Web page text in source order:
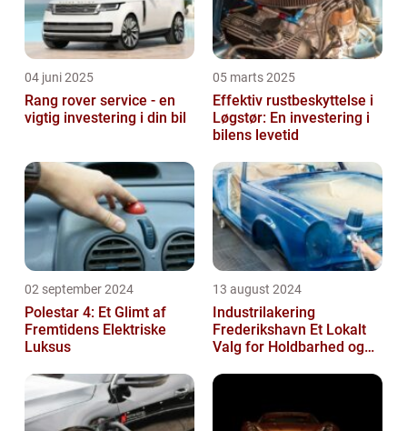
04 juni 2025
Rang rover service - en
vigtig investering i din bil
05 marts 2025
Effektiv rustbeskyttelse i
Løgstør: En investering i
bilens levetid
02 september 2024
Polestar 4: Et Glimt af
Fremtidens Elektriske
Luksus
13 august 2024
Industrilakering
Frederikshavn Et Lokalt
Valg for Holdbarhed og